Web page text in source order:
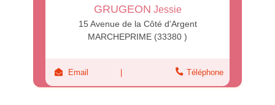
GRUGEON Jessie
15 Avenue de la Côté d'Argent
MARCHEPRIME (33380 )
Email Téléphone